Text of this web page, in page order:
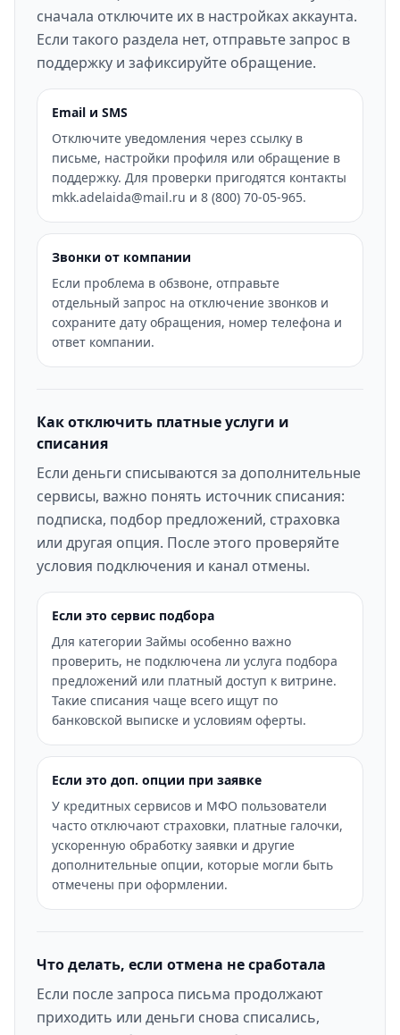
сначала отключите их в настройках аккаунта.
Если такого раздела нет, отправьте запрос в
поддержку и зафиксируйте обращение.
Email и SMS
Отключите уведомления через ссылку в
письме, настройки профиля или обращение в
поддержку. Для проверки пригодятся контакты
mkk.adelaida@mail.ru и 8 (800) 70-05-965.
Звонки от компании
Если проблема в обзвоне, отправьте
отдельный запрос на отключение звонков и
сохраните дату обращения, номер телефона и
ответ компании.
Как отключить платные услуги и
списания
Если деньги списываются за дополнительные
сервисы, важно понять источник списания:
подписка, подбор предложений, страховка
или другая опция. После этого проверяйте
условия подключения и канал отмены.
Если это сервис подбора
Для категории Займы особенно важно
проверить, не подключена ли услуга подбора
предложений или платный доступ к витрине.
Такие списания чаще всего ищут по
банковской выписке и условиям оферты.
Если это доп. опции при заявке
У кредитных сервисов и МФО пользователи
часто отключают страховки, платные галочки,
ускоренную обработку заявки и другие
дополнительные опции, которые могли быть
отмечены при оформлении.
Что делать, если отмена не сработала
Если после запроса письма продолжают
приходить или деньги снова списались,